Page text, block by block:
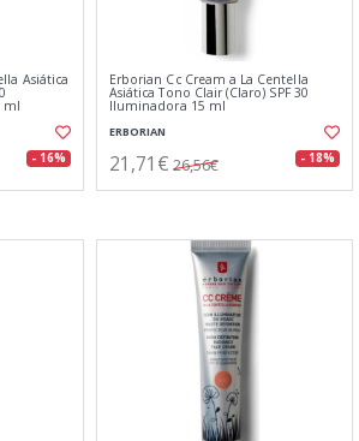
Asiática
ml
- 16%
Erborian Cc Cream a La Centella
Asiática Tono Clair (Claro) SPF 30
Iluminadora 15 ml
ERBORIAN
21,71€ 26,56€ - 18%